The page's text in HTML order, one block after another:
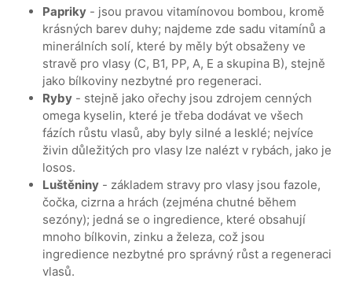
Papriky - jsou pravou vitamínovou bombou, kromě
krásných barev duhy; najdeme zde sadu vitamínů a
minerálních solí, které by měly být obsaženy ve
stravě pro vlasy (C, B1, PP, A, E a skupina B), stejně
jako bílkoviny nezbytné pro regeneraci.
Ryby - stejně jako ořechy jsou zdrojem cenných
omega kyselin, které je třeba dodávat ve všech
fázích růstu vlasů, aby byly silné a lesklé; nejvíce
živin důležitých pro vlasy lze nalézt v rybách, jako je
losos.
Luštěniny - základem stravy pro vlasy jsou fazole,
čočka, cizrna a hrách (zejména chutné během
sezóny); jedná se o ingredience, které obsahují
mnoho bílkovin, zinku a železa, což jsou
ingredience nezbytné pro správný růst a regeneraci
vlasů.